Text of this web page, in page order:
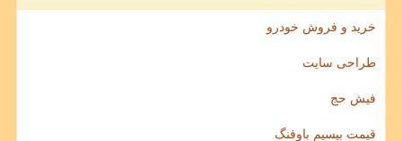
خرید و فروش خودرو
طراحی سایت
فیش حج
قیمت بیسیم باوفنگ